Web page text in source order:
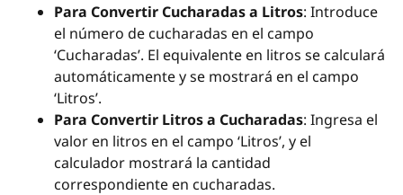
Para Convertir Cucharadas a Litros: Introduce
el número de cucharadas en el campo
‘Cucharadas’. El equivalente en litros se calculará
automáticamente y se mostrará en el campo
‘Litros’.
Para Convertir Litros a Cucharadas: Ingresa el
valor en litros en el campo ‘Litros’, y el
calculador mostrará la cantidad
correspondiente en cucharadas.